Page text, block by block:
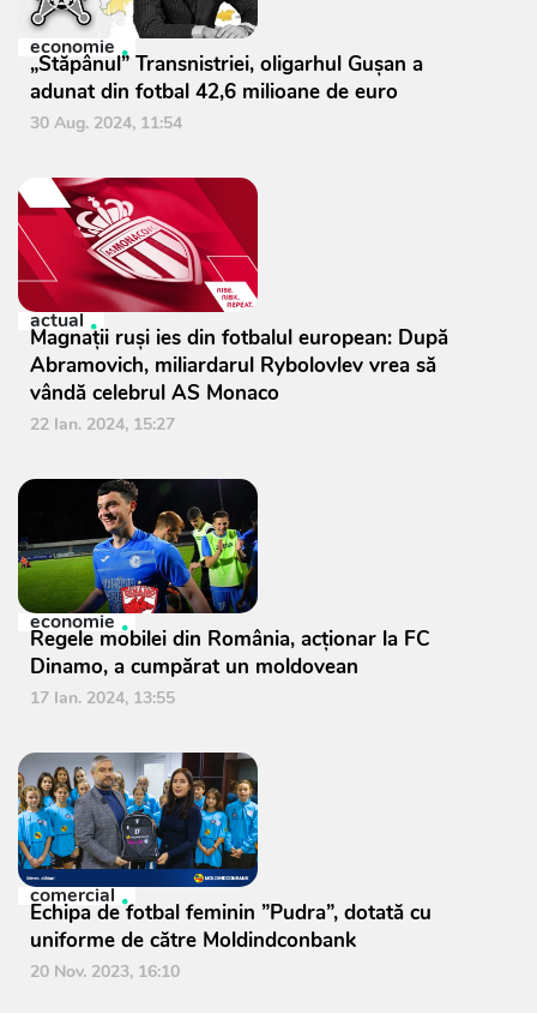
economie
„Stăpânul” Transnistriei, oligarhul Gușan a
adunat din fotbal 42,6 milioane de euro
30 Aug. 2024, 11:54
actual
Magnaţii ruşi ies din fotbalul european: După
Abramovich, miliardarul Rybolovlev vrea să
vândă celebrul AS Monaco
22 Ian. 2024, 15:27
economie
Regele mobilei din România, acționar la FC
Dinamo, a cumpărat un moldovean
17 Ian. 2024, 13:55
comercial
Echipa de fotbal feminin ”Pudra”, dotată cu
uniforme de către Moldindconbank
20 Nov. 2023, 16:10